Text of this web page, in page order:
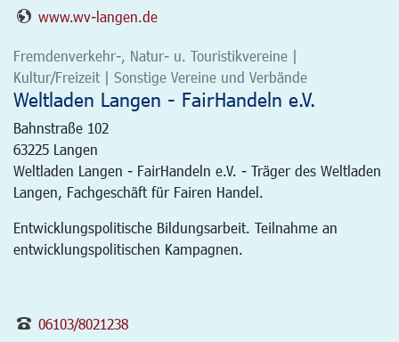
www.wv-langen.de
Fremdenverkehr-, Natur- u. Touristikvereine |
Kultur/Freizeit | Sonstige Vereine und Verbände
Weltladen Langen - FairHandeln e.V.
Bahnstraße 102
63225 Langen
Weltladen Langen - FairHandeln e.V. - Träger des Weltladen
Langen, Fachgeschäft für Fairen Handel.
Entwicklungspolitische Bildungsarbeit. Teilnahme an
entwicklungspolitischen Kampagnen.
06103/8021238